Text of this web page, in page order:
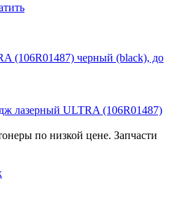
лазерный ULTRA (106R01487)
по низкой цене. Запчасти